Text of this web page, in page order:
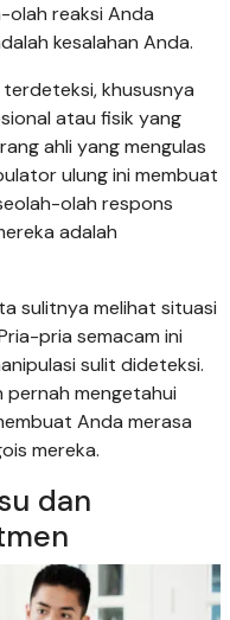
reaksi Anda
kesalahan Anda.
khususnya
atau fisik yang
ahli yang mengulas
ulung ini membuat
olah respons
adalah
sulitnya melihat situasi
pria semacam ini
sulit dideteksi.
mengetahui
Anda merasa
mereka.
dan